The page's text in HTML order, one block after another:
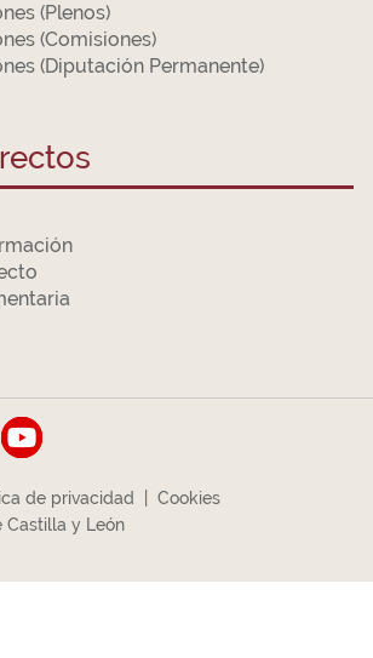
(Plenos)
(Comisiones)
(Diputación Permanente)
de privacidad
Cookies
y León